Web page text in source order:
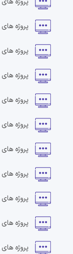
پروژه های
پروژه های
پروژه های
پروژه های
پروژه های
پروژه های
پروژه های
پروژه های
پروژه های
پروژه های